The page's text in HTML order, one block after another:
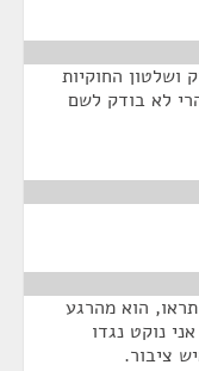
ושלטון החוקיות
לא בודק לשם
הוא מהרגע
נוקט נגדו
ציבור.